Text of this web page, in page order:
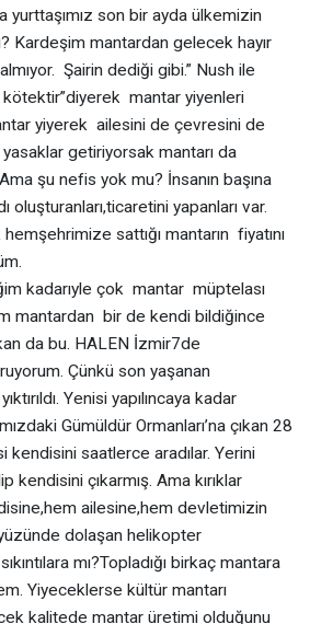
yurttaşımız son bir ayda ülkemizin
Kardeşim mantardan gelecek hayır
Şairin dediği gibi.” Nush ile
kötektir”diyerek mantar yiyenleri
yiyerek ailesini de çevresini de
getiriyorsak mantarı da
şu nefis yok mu? İnsanın başına
yapanları var.
sattığı mantarın fiyatını
kadarıyle çok mantar müptelası
mantardan bir de kendi bildiğince
da bu. HALEN İzmir7de
Çünkü son yaşanan
Yenisi yapılıncaya kadar
Gümüldür Ormanları’na çıkan 28
kendisini saatlerce aradılar. Yerini
çıkarmış. Ama kırıklar
ailesine,hem devletimizin
dolaşan helikopter
mı?Topladığı birkaç mantara
Yiyeceklerse kültür mantarı
kalitede mantar üretimi olduğunu